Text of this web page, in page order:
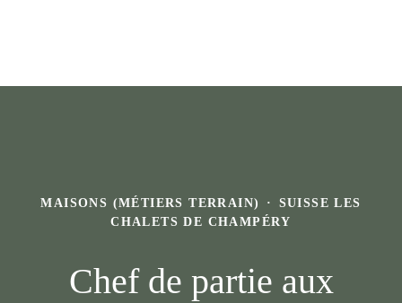
MAISONS (MÉTIERS TERRAIN) ·
SUISSE LES
CHALETS DE CHAMPÉRY
Chef de partie aux